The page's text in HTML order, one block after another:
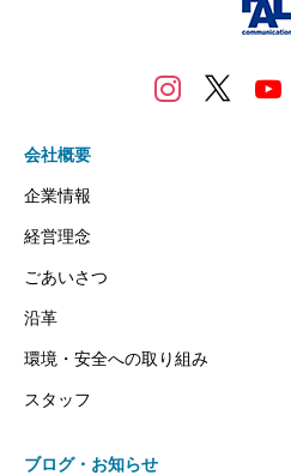
会社概要
企業情報
経営理念
ごあいさつ
沿革
環境・安全への取り組み
スタッフ
ブログ・お知らせ